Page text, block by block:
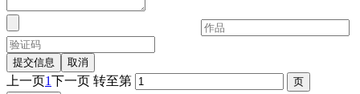
提交信息 取消
上一页1下一页 转至第